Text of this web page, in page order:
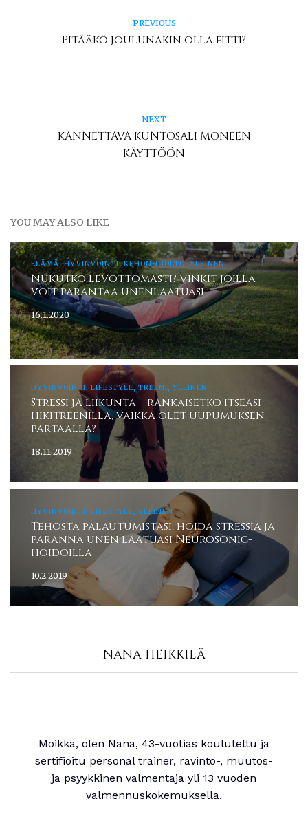
PREVIOUS
Pitääkö joulunakin olla fitti?
NEXT
KANNETTAVA KUNTOSALI MONEEN
KÄYTTÖÖN
YOU MAY ALSO LIKE
ELÄMÄ, HYVINVOINTI, KEHONHUOLTO, YLEINEN
Nukutko levottomasti? Vinkit joilla
voit parantaa unenlaatuasi
16.1.2020
HYVINVOINTI, LIFESTYLE, TREENI, YLEINEN
Stressi ja liikunta – rankaisetko itseäsi
hikitreenillä, vaikka olet uupumuksen
partaalla?
18.11.2019
HYVINVOINTI, LIFESTYLE, YLEINEN
Tehosta palautumistasi, hoida stressiä ja
paranna unen laatuasi Neurosonic-
hoidoilla
10.2.2019
NANA HEIKKILÄ
Moikka, olen Nana, 43-vuotias koulutettu ja
sertifioitu personal trainer, ravinto-, muutos-
ja psyykkinen valmentaja yli 13 vuoden
valmennuskokemuksella.